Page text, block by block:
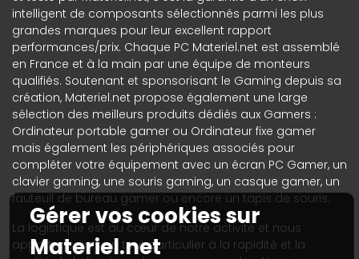
intelligent de composants sélectionnés parmi les plus
grandes marques pour leur excellent rapport
performances/prix. Chaque PC Materiel.net est assemblé
en France et à la main par une équipe de monteurs
qualifiés. Soutenant et sponsorisant le Gaming depuis sa
création, Materiel.net propose également une large
sélection des meilleurs produits dédiés aux Gamers :
Ordinateur portable gamer ou Ordinateur fixe gamer
mais également les périphériques associés pour
compléter votre équipement avec un écran PC Gamer, un
clavier gaming, une souris gaming, un casque gamer, un
fauteuil de bureau gamer ou encore un tapis de souris.
La logistique est au cœur de notre activité et nous
apportons un soin tout particulier à la rapidité et la
Gérer vos cookies sur
Materiel.net